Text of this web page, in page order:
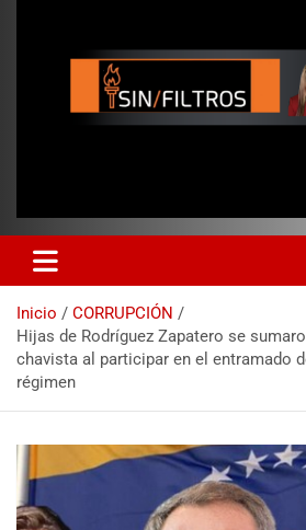
Inicio
CORRUPCIÓN
Hijas de Rodríguez Zapatero se
chavista al participar en el entramado
régimen